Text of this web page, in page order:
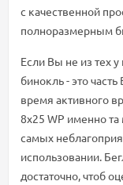
с качественной
полноразмерным
Если Вы не из тех
бинокль - это
время активного
8x25 WP именно
самых
использовании.
достаточно, чтоб